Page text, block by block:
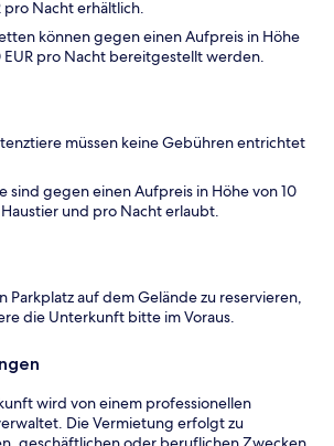
pro Nacht erhältlich.
können gegen einen Aufpreis in Höhe
EUR pro Nacht bereitgestellt werden.
müssen keine Gebühren entrichtet
sind gegen einen Aufpreis in Höhe von 10
Haustier und pro Nacht erlaubt.
Parkplatz auf dem Gelände zu reservieren,
die Unterkunft bitte im Voraus.
wird von einem professionellen
Die Vermietung erfolgt zu